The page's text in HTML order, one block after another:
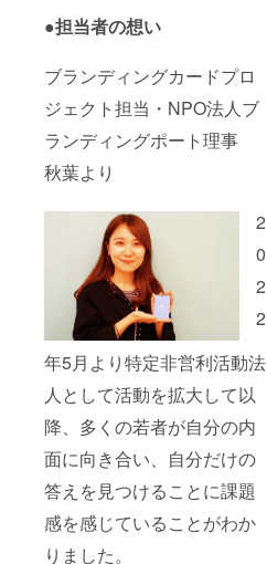
●担当者の想い
ブランディングカードプロ
ジェクト担当・NPO法人ブ
ランディングポート理事
秋葉より
2
0
2
2
年5月より特定非営利活動法
人として活動を拡大して以
降、多くの若者が自分の内
面に向き合い、自分だけの
答えを見つけることに課題
感を感じていることがわか
りました。